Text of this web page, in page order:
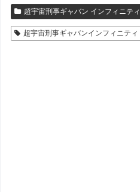
超宇宙刑事ギャバン インフィニティ
超宇宙刑事ギャバンインフィニティ